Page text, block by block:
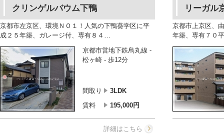
クリンゲルバウム下鴨
京都市左京区、環境ＮＯ１！人気の下鴨葵学区に平
成２５年築、ガレージ付、専有８４…
京都市営地下鉄烏丸線 -
松ヶ崎 - 歩12分
間取り
3LDK
賃料
195,000円
詳細はこちら
リーガル
京都市上京区、
年築、専有７０